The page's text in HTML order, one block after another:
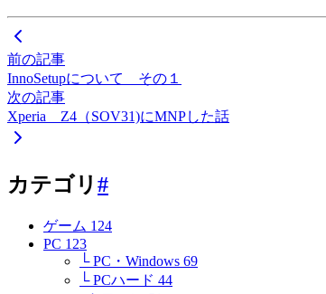
前の記事
InnoSetupについて その１
次の記事
Xperia Z4（SOV31)にMNPした話
カテゴリ #
ゲーム 124
PC 123
└ PC・Windows 69
└ PCハード 44